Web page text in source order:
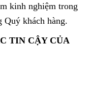
kinh nghiệm trong
khách hàng.
TIN CẬY CỦA